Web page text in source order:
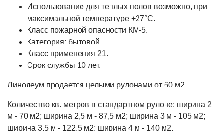
Использование для теплых полов возможно, при
максимальной температуре +27°С.
Класс пожарной опасности КМ-5.
Категория: бытовой.
Класс применения 21.
Срок службы 10 лет.
Линолеум продается целыми рулонами от 60 м2.
Количество кв. метров в стандартном рулоне: ширина 2
м - 70 м2; ширина 2,5 м - 87,5 м2; ширина 3 м - 105 м2;
ширина 3,5 м - 122,5 м2; ширина 4 м - 140 м2.